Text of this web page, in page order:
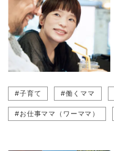
#子育て #働くママ
#お仕事ママ（ワーママ）